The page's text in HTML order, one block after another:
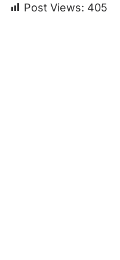
Post Views: 405